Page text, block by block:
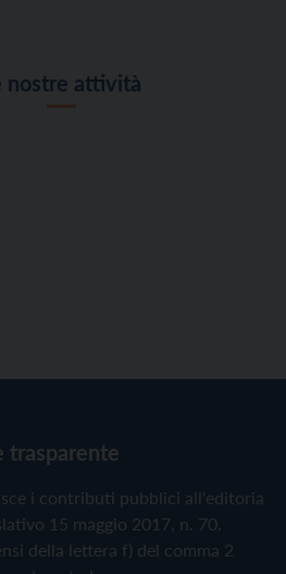
nostre attività
trasparente
i contributi pubblici all'editoria
15 maggio 2017, n. 70.
della lettera f) del comma 2